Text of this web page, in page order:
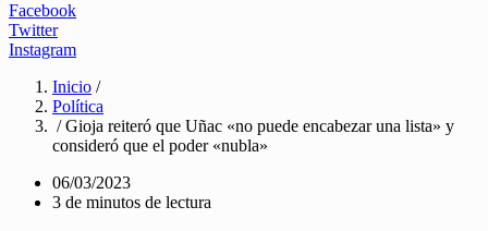
Facebook
Twitter
Instagram
Inicio /
Política
/ Gioja reiteró que Uñac «no puede encabezar una lista» y
consideró que el poder «nubla»
06/03/2023
3 de minutos de lectura